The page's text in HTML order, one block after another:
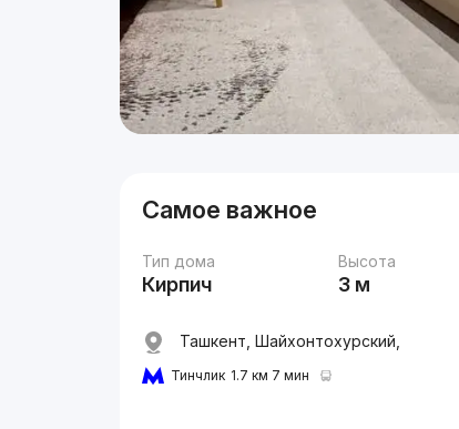
Самое важное
Тип дома
Кирпич
Высота
3 м
Ташкент, Шайхонтохурский,
Тинчлик 1.7 км 7 мин